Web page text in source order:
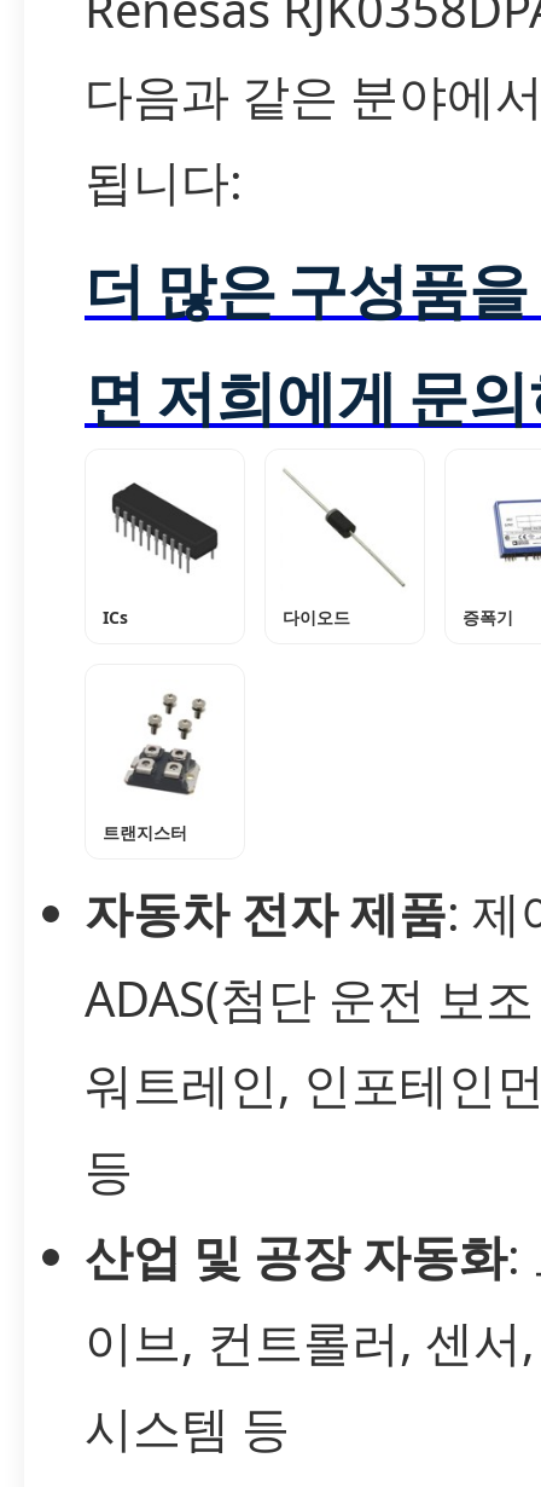
다음과 같은 분야에
됩니다:
더 많은 구성품
면 저희에게 문
ICs 다이오드 증폭기
트랜지스터
자동차 전자 제품: 제
ADAS(첨단 운전 보
워트레인, 인포테인
등
산업 및 공장 자동화:
이브, 컨트롤러, 센서
시스템 등